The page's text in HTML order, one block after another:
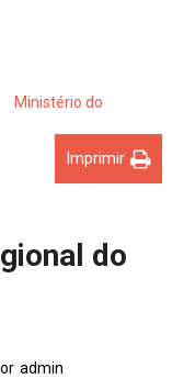
Ministério do
Imprimir
do
admin